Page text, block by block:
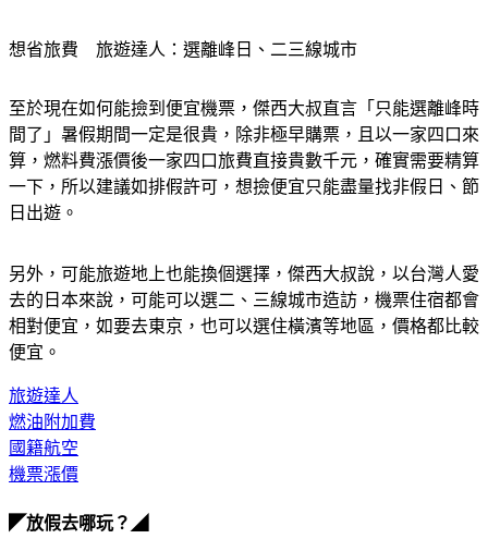
想省旅費　旅遊達人：選離峰日、二三線城市
至於現在如何能撿到便宜機票，傑西大叔直言「只能選離峰時
間了」暑假期間一定是很貴，除非極早購票，且以一家四口來
算，燃料費漲價後一家四口旅費直接貴數千元，確實需要精算
一下，所以建議如排假許可，想撿便宜只能盡量找非假日、節
日出遊。
另外，可能旅遊地上也能換個選擇，傑西大叔說，以台灣人愛
去的日本來說，可能可以選二、三線城市造訪，機票住宿都會
相對便宜，如要去東京，也可以選住橫濱等地區，價格都比較
便宜。
旅遊達人
燃油附加費
國籍航空
機票漲價
◤放假去哪玩？◢